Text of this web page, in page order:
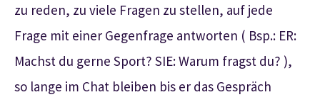
zu reden, zu viele Fragen zu stellen, auf jede
Frage mit einer Gegenfrage antworten ( Bsp.: ER:
Machst du gerne Sport? SIE: Warum fragst du? ),
so lange im Chat bleiben bis er das Gespräch